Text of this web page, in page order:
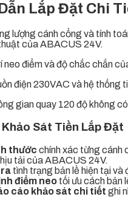
Lắp Đặt Chi
lượng cánh cổng và tính
của ABACUS 24V.
neo điểm và độ chắc chắn
điện 230VAC và hệ thống
gian quay 120 độ không
Khảo Sát Tiền Lắp Đặt
thước chính xác từng cánh
tải của ABACUS 24V.
tình trạng bản lề hiện tại
điểm neo tối ưu cách bản
cáo khảo sát chi tiết ghi